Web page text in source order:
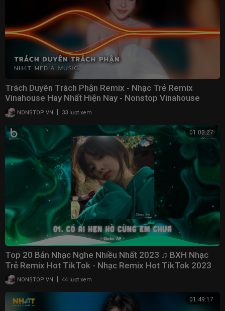
Trách Duyên Trách Phận Remix - Nhạc Trẻ Remix
Vinahouse Hay Nhất Hiện Nay - Nonstop Vinahouse
2023NONSTOP VN 33 lượt xem
01:03:27
Top 20 Bản Nhạc Nghe Nhiều Nhất 2023 ♫ BXH Nhạc
Trẻ Remix Hot TikTok - Nhạc Remix Hot TikTok 2023
NONSTOP VN 44 lượt xem
01:49:17